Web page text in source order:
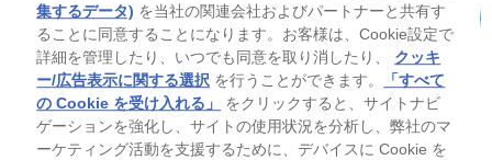
カートを確認
※ Windowsのすべてのエディションまたはバージョンで、すべての機能を使用でき
るわけではありません。Windowsの機能を最大限に活用するには、システムのハ
ードウェア、ドライバー、ソフトウェアのアップグレードおよび/または別途購
入、あるいはBIOSのアップデートが必要になる場合があります。Windowsは自動
的にアップデートされ、有効になります。高速インターネットとMicrosoftアカウ
ントが必要になります。ISPの料金が適用され、今後アップデートの際に要件が追
加される場合があります。http://www.windows.com 外部リンクアイコンをご覧く
ださい。
集するデータ) を当社の関連会社およびパートナーと共有す
ることに同意することになります。お客様は、Cookie設定で
詳細を管理したり、いつでも同意を取り消したり、 クッキ
ー/広告表示に関する選択 を行うことができます。
「すべて
の Cookie を受け入れる」
をクリックすると、サイトナビ
ゲーションを強化し、サイトの使用状況を分析し、弊社のマ
ーケティング活動を支援するために、デバイスに Cookie を